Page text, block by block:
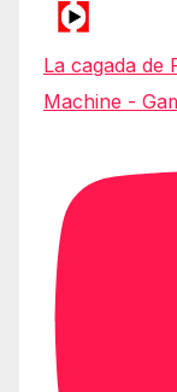
La cagada de
Machine -